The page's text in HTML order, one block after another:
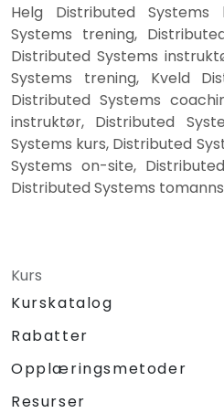
Helg Distributed Systems
Systems trening,
Distributed Systems
Systems trening, Kveld
Distributed Systems
instruktør, Distributed
Systems kurs, Distributed
Systems on-site,
Distributed Systems
Kurs
Kurskatalog
Rabatter
Opplæringsmetoder
Resurser